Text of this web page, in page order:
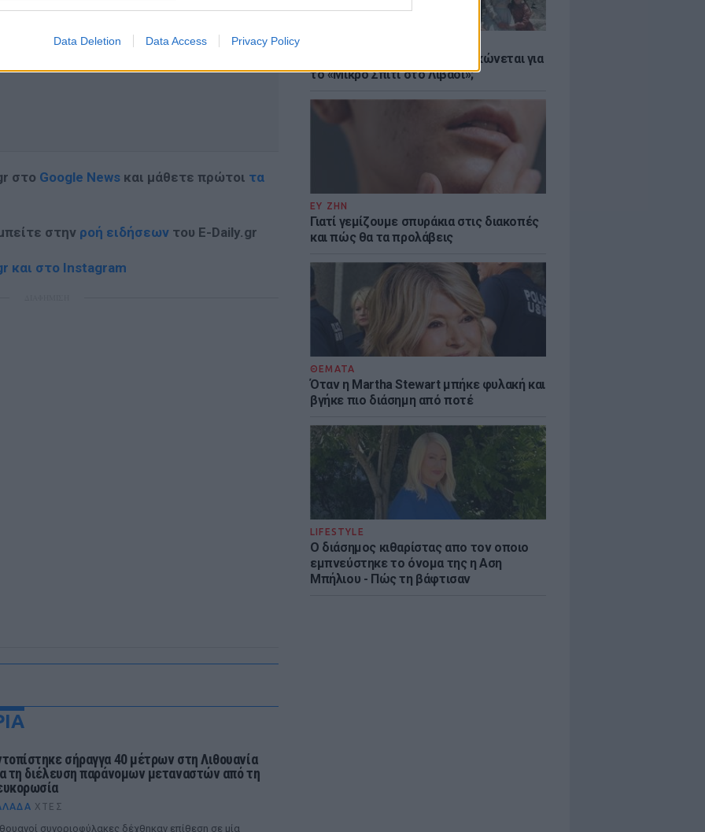
Data Deletion Data Access Privacy Policy
Explainer: Γιατί η Αμερική τσακώνεται για
το «Μικρό Σπίτι στο Λιβάδι»;
ΕΥ ΖΗΝ
Γιατί γεμίζουμε σπυράκια στις διακοπές
και πώς θα τα προλάβεις
ΘΕΜΑΤΑ
Όταν η Martha Stewart μπήκε φυλακή και
βγήκε πιο διάσημη από ποτέ
LIFESTYLE
Ο διάσημος κιθαρίστας απο τον οποιο
εμπνεύστηκε το όνομα της η Αση
Μπήλιου - Πώς τη βάφτισαν
στο Google News και μάθετε πρώτοι τα
στην ροή ειδήσεων του E-Daily.gr
και στο Instagram
σήραγγα 40 μέτρων στη Λιθουανία
τη διέλευση παράνομων μεταναστών από τη
ΧΤΕΣ
συνοριοφύλακες δέχθηκαν επίθεση σε μία